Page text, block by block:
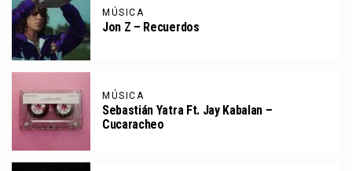
MÚSICA
Jon Z – Recuerdos
MÚSICA
Sebastián Yatra Ft. Jay Kabalan –
Cucaracheo